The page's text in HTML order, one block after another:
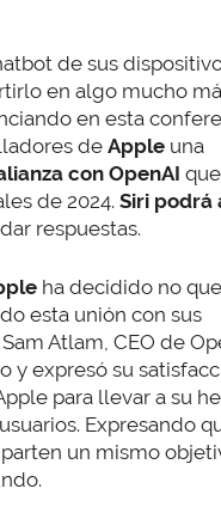
de sus
en algo mucho
en esta
deApple una
con OpenAI
de 2024. Siri podrá
respuestas.
ha decidido no
esta unión con sus
Atlam, CEO de
y expresó su
para llevar a su
Expresando
un mismo